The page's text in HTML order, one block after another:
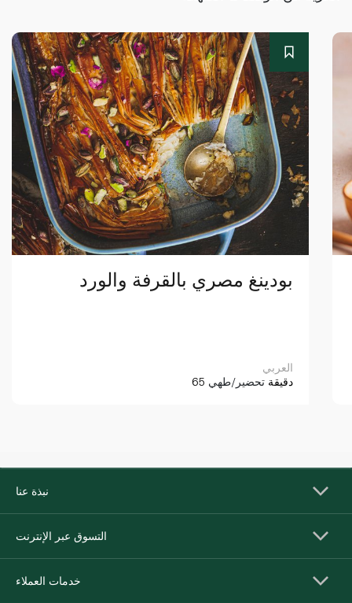
بودينغ مصري بالقرفة والورد
العربي
65 دقيقة تحضير/طهي
نبذة عنا
التسوق عبر الإنترنت
خدمات العملاء